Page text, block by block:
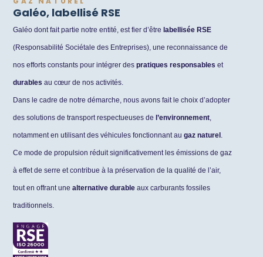
Galéo, labellisé RSE
Galéo dont fait partie notre entité, est fier d’êtrelabellisée RSE
(Responsabilité Sociétale des Entreprises), une reconnaissance de
nos efforts constants pour intégrer despratiques responsables et
durables au cœur de nos activités.
Dans le cadre de notre démarche, nous avons fait le choix d’adopter
des solutions de transport respectueuses del’environnement
notamment en utilisant des véhicules fonctionnant augaz naturel
Ce mode de propulsion réduit significativement les émissions de gaz
à effet de serre et contribue à la préservation de la qualité de l’air,
tout en offrant unealternative durable aux carburants fossiles
traditionnels.